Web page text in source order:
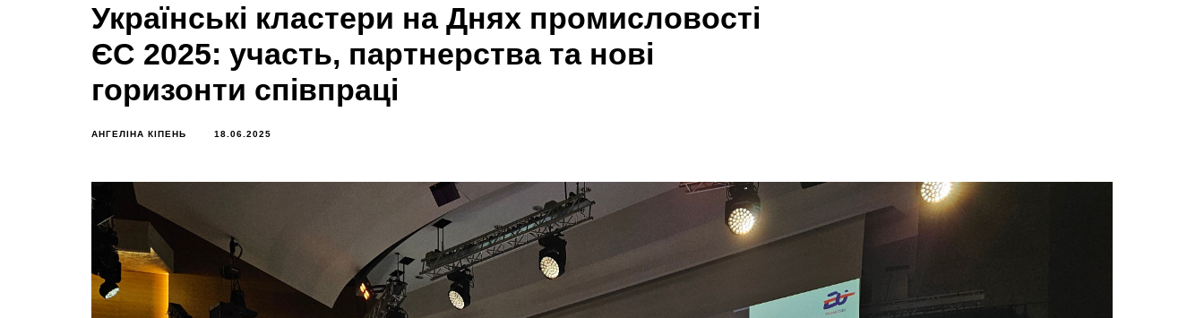
Українські кластери на Днях промисловості
ЄС 2025: участь, партнерства та нові
горизонти співпраці
АНГЕЛІНА КІПЕНЬ 18.06.2025